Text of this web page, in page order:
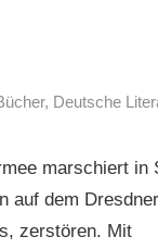
, Deutsche
marschiert in
auf dem
zerstören. Mit